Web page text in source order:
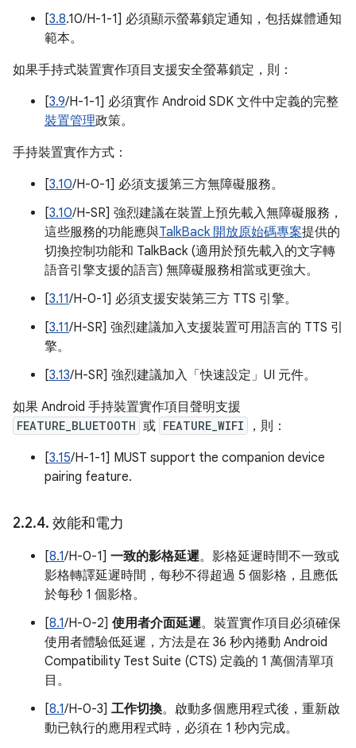
[3.8.10/H-1-1] 必須顯示螢幕鎖定通知，包括媒體通知
範本。
如果手持式裝置實作項目支援安全螢幕鎖定，則：
[3.9/H-1-1] 必須實作 Android SDK 文件中定義的完整
裝置管理政策。
手持裝置實作方式：
[3.10/H-0-1] 必須支援第三方無障礙服務。
[3.10/H-SR] 強烈建議在裝置上預先載入無障礙服務，
這些服務的功能應與TalkBack 開放原始碼專案提供的
切換控制功能和 TalkBack (適用於預先載入的文字轉
語音引擎支援的語言) 無障礙服務相當或更強大。
[3.11/H-0-1] 必須支援安裝第三方 TTS 引擎。
[3.11/H-SR] 強烈建議加入支援裝置可用語言的 TTS 引
擎。
[3.13/H-SR] 強烈建議加入「快速設定」UI 元件。
如果 Android 手持裝置實作項目聲明支援
FEATURE_BLUETOOTH 或 FEATURE_WIFI
，則：
[3.15/H-1-1] MUST support the companion device
pairing feature.
2.2.4. 效能和電力
[8.1/H-0-1] 一致的影格延遲。影格延遲時間不一致或
影格轉譯延遲時間，每秒不得超過 5 個影格，且應低
於每秒 1 個影格。
[8.1/H-0-2] 使用者介面延遲。裝置實作項目必須確保
使用者體驗低延遲，方法是在 36 秒內捲動 Android
Compatibility Test Suite (CTS) 定義的 1 萬個清單項
目。
[8.1/H-0-3] 工作切換。啟動多個應用程式後，重新啟
動已執行的應用程式時，必須在 1 秒內完成。